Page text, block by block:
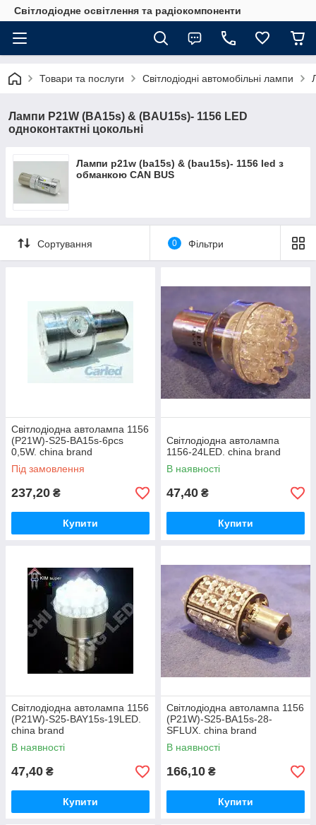
Світлодіодне освітлення та радіокомпоненти
Товари та послуги Світлодіодні автомобільні лампи
Лампи P21W (BA15s) & (BAU15s)- 1156 LED
одноконтактні цокольні
Лампи p21w (ba15s) & (bau15s)- 1156 led з
обманкою CAN BUS
Сортування 0 Фільтри
Світлодіодна автолампа 1156
(P21W)-S25-BA15s-6pcs
0,5W. china brand
Під замовлення
237,20 ₴
Купити
Світлодіодна автолампа
1156-24LED. china brand
В наявності
47,40 ₴
Купити
Світлодіодна автолампа 1156
(P21W)-S25-BAY15s-19LED.
china brand
В наявності
47,40 ₴
Купити
Світлодіодна автолампа 1156
(P21W)-S25-BA15s-28-
SFLUX. china brand
В наявності
166,10 ₴
Купити